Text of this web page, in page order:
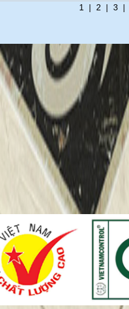
1 | 2 | 3 |